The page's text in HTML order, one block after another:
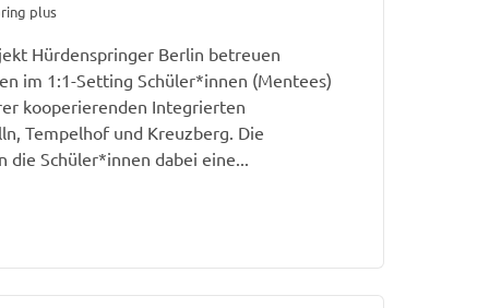
plus
Hürdenspringer Berlin betreuen
im 1:1-Setting Schüler*innen (Mentees)
kooperierenden Integrierten
Tempelhof und Kreuzberg. Die
Schüler*innen dabei eine...